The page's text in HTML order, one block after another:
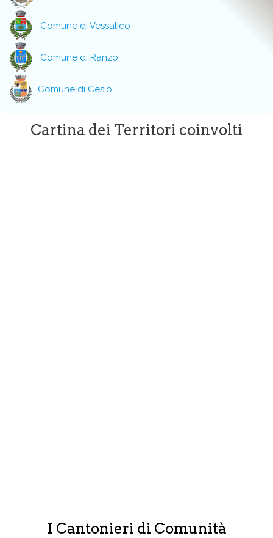
Comune di Vessalico
Comune di Ranzo
Comune di Cesio
Cartina dei Territori coinvolti
I Cantonieri di Comunità